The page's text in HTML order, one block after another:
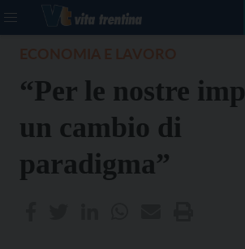
“Per le nostre
un cambio di
paradigma”